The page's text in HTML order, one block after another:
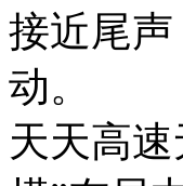
接近尾
动。
天天高